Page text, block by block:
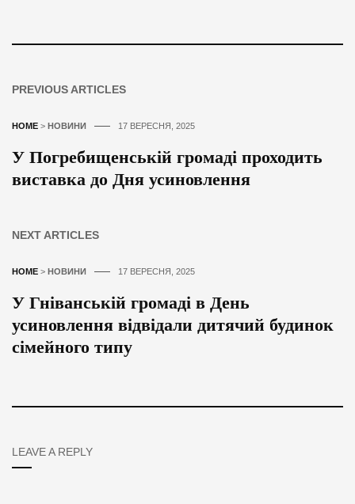
PREVIOUS ARTICLES
HOME > НОВИНИ 17 ВЕРЕСНЯ, 2025
У Погребищенській громаді проходить
виставка до Дня усиновлення
NEXT ARTICLES
HOME > НОВИНИ 17 ВЕРЕСНЯ, 2025
У Гніванській громаді в День
усиновлення відвідали дитячий будинок
сімейного типу
LEAVE A REPLY